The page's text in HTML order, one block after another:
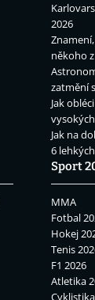
2026
někoho
zatmění
Jak
Jak na
6
Sport
MMA
Fotbal
Hokej
Tenis
F1 2026
Atletika